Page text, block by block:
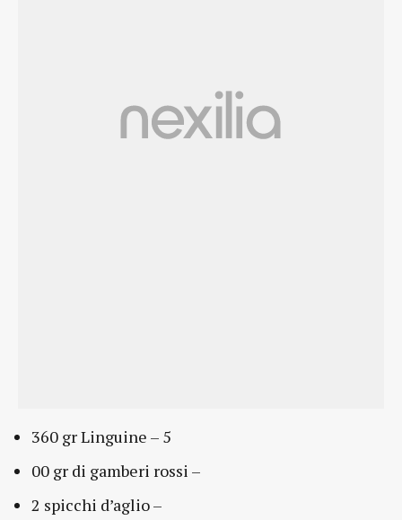
360 gr Linguine – 5
00 gr di gamberi rossi –
2 spicchi d’aglio –